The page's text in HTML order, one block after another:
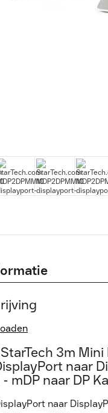
3m
naar
mDP naar DP
naar